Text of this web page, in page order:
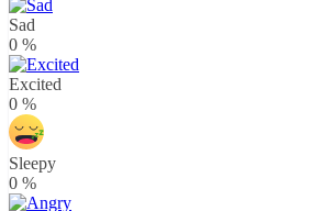
Sad
0 %
Excited
0 %
Sleepy
0 %